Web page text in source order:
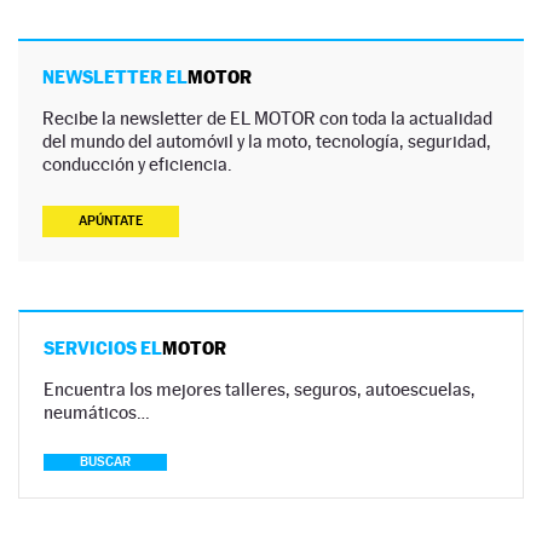
NEWSLETTER ELMOTOR
Recibe la newsletter de EL MOTOR con toda la actualidad
del mundo del automóvil y la moto, tecnología, seguridad,
conducción y eficiencia.
APÚNTATE
SERVICIOS ELMOTOR
Encuentra los mejores talleres, seguros, autoescuelas,
neumáticos…
BUSCAR